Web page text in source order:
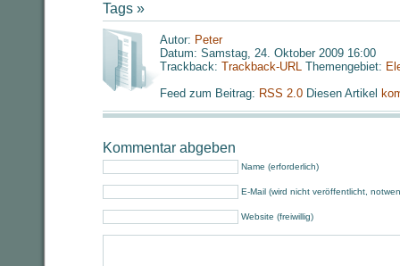
Tags »
Autor: Peter
Datum: Samstag, 24. Oktober 2009 16:00
Trackback: Trackback-URL Themengebiet:
Feed zum Beitrag: RSS 2.0 Diesen Artikel
Kommentar abgeben
Name (erforderlich)
E-Mail (wird nicht veröffentlicht,
Website (freiwillig)